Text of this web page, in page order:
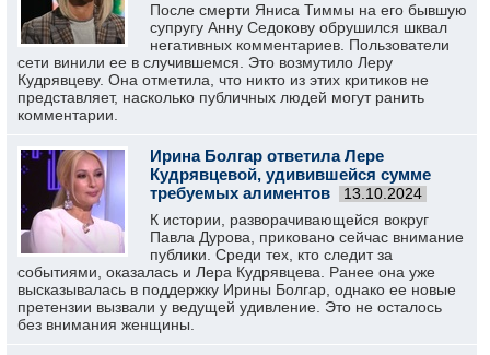
После смерти Яниса Тиммы на его бывшую
супругу Анну Седокову обрушился шквал
негативных комментариев. Пользователи
сети винили ее в случившемся. Это возмутило Леру
Кудрявцеву. Она отметила, что никто из этих критиков не
представляет, насколько публичных людей могут ранить
комментарии.
Ирина Болгар ответила Лере
Кудрявцевой, удивившейся сумме
требуемых алиментов
13.10.2024
К истории, разворачивающейся вокруг
Павла Дурова, приковано сейчас внимание
публики. Среди тех, кто следит за
событиями, оказалась и Лера Кудрявцева. Ранее она уже
высказывалась в поддержку Ирины Болгар, однако ее новые
претензии вызвали у ведущей удивление. Это не осталось
без внимания женщины.